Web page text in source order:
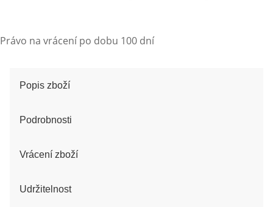
Právo na vrácení po dobu 100 dní
Popis zboží
Podrobnosti
Vrácení zboží
Udržitelnost